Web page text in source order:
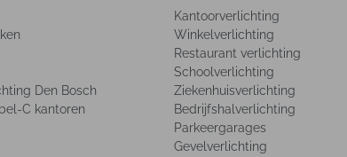
Den Bosch
C kantoren
Kantoorverlichting
Winkelverlichting
Restaurant verlichting
Schoolverlichting
Ziekenhuisverlichting
Bedrijfshalverlichting
Parkeergarages
Gevelverlichting